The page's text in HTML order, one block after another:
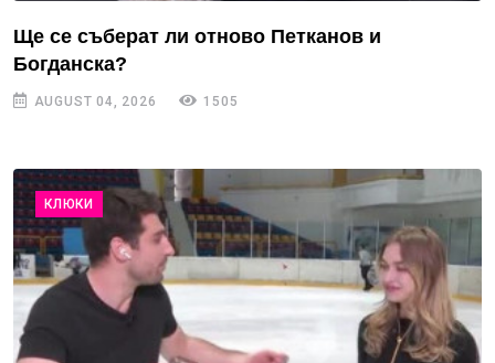
Ще се съберат ли отново Петканов и
Богданска?
AUGUST 04, 2026 1505
КЛЮКИ